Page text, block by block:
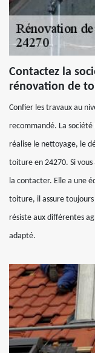
Contactez la
rénovation de
Confier les travaux au
recommandé. La société
réalise le nettoyage, le
toiture en 24270. Si
la contacter. Elle a une
toiture, il assure
résiste aux différentes
adapté.